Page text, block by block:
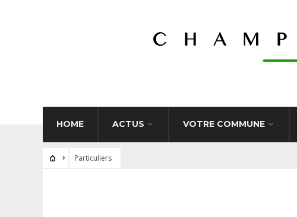
HOME ACTUS VOTRE COMMUNE
Particuliers